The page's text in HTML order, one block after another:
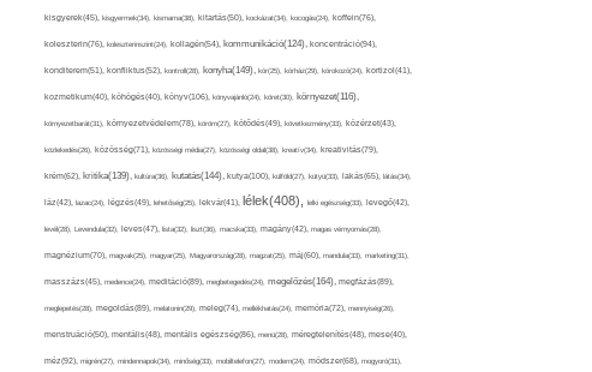
kisgyerek(45), kisgyermek(34), kismama(38), kitartás(50), kockázat(34), kocogás(24), koffein(76),
koleszterin(76), koleszterinszint(24), kollagén(54), kommunikáció(124), koncentráció(94),
konditerem(51), konfliktus(52), kontroll(28), konyha(149), kór(25), kórház(29), kórokozó(24), kortizol(41),
kozmetikum(40), köhögés(40), könyv(106), könyvajánló(24), köret(30), környezet(116),
környezetbarát(31), környezetvédelem(78), köröm(27), kötődés(49), következmény(33), közérzet(43),
közlekedés(26), közösség(71), közösségi média(27), közösségi oldal(38), kreatív(34), kreativitás(79),
krém(62), kritika(139), kultúra(36), kutatás(144), kutya(100), külföld(27), kütyü(33), lakás(65), látás(34),
láz(42), lazac(24), légzés(49), lehetőség(25), lekvár(41), lélek(408), lelki egészség(33), levegő(42),
levél(28), Levendula(32), leves(47), lista(32), liszt(36), macska(33), magány(42), magas vérnyomás(28),
magnézium(70), magvak(25), magyar(25), Magyarország(28), magzat(25), máj(60), mandula(33), marketing(31),
masszázs(45), medence(24), meditáció(89), megbetegedés(24), megelőzés(164), megfázás(89),
meglepetés(28), megoldás(89), melatonin(29), meleg(74), mellékhatás(24), memória(72), mennyiség(26),
menstruáció(50), mentális(48), mentális egészség(86), menü(28), méregtelenítés(48), mese(40),
méz(92), migrén(27), mindennapok(34), minőség(33), mobiltelefon(27), modern(24), módszer(68), mogyoró(31),